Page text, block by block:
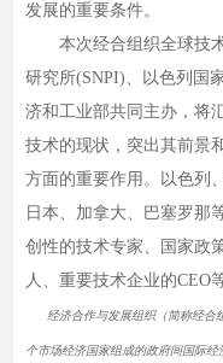
发展的重要条件。
本次经合组织全球技术
研究所(SNPI)、以色列国
济和工业部共同主办，将
技术的现状，突出其前景
方面的重要作用。以色列
日本、加拿大、巴塞罗那
创性的技术专家、国家政
人、重要技术企业的CEO
经济合作与发展组织（简称经合
个市场经济国家组成的政府间国际